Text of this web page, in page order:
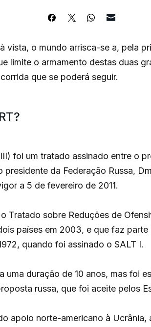
vista, o mundo arrisca-se a, pela
limite o armamento destas duas
que se poderá seguir.
foi um tratado assinado entre o
presidente da Federação Russa,
a 5 de fevereiro de 2011.
Tratado sobre Reduções de
países em 2003, e que faz
quando foi assinado o SALT I.
uma duração de 10 anos, mas foi
russa, que foi aceite pelos
apoio norte-americano à Ucrânia,